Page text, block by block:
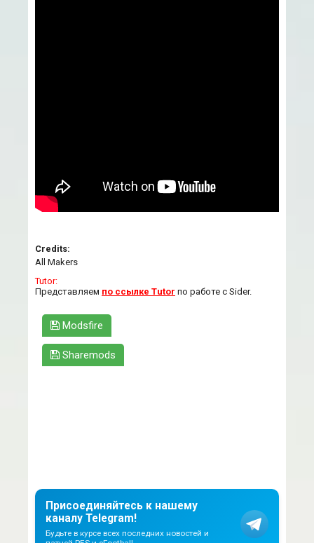
Credits:
All Makers
Tutor:
Представляем по ссылке Tutor по работе с Sider.
Modsfire
Sharemods
Присоединяйтесь к нашему
каналу Telegram!
Будьте в курсе всех последних новостей и